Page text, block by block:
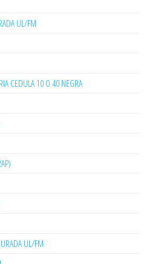
UL/FM
CEDULA 10 O 40 NEGRA
UL/FM